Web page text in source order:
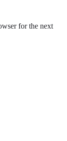
for the next